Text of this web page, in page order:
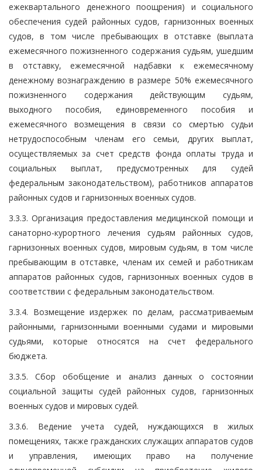
ежеквартального денежного поощрения) и социального
обеспечения судей районных судов, гарнизонных военных
судов, в том числе пребывающих в отставке (выплата
ежемесячного пожизненного содержания судьям, ушедшим
в отставку, ежемесячной надбавки к ежемесячному
денежному вознаграждению в размере 50% ежемесячного
пожизненного содержания действующим судьям,
выходного пособия, единовременного пособия и
ежемесячного возмещения в связи со смертью судьи
нетрудоспособным членам его семьи, других выплат,
осуществляемых за счет средств фонда оплаты труда и
социальных выплат, предусмотренных для судей
федеральным законодательством), работников аппаратов
районных судов и гарнизонных военных судов.
3.3.3. Организация предоставления медицинской помощи и
санаторно-курортного лечения судьям районных судов,
гарнизонных военных судов, мировым судьям, в том числе
пребывающим в отставке, членам их семей и работникам
аппаратов районных судов, гарнизонных военных судов в
соответствии с федеральным законодательством.
3.3.4. Возмещение издержек по делам, рассматриваемым
районными, гарнизонными военными судами и мировыми
судьями, которые относятся на счет федерального
бюджета.
3.3.5. Сбор обобщение и анализ данных о состоянии
социальной защиты судей районных судов, гарнизонных
военных судов и мировых судей.
3.3.6. Ведение учета судей, нуждающихся в жилых
помещениях, также гражданских служащих аппаратов судов
и управления, имеющих право на получение